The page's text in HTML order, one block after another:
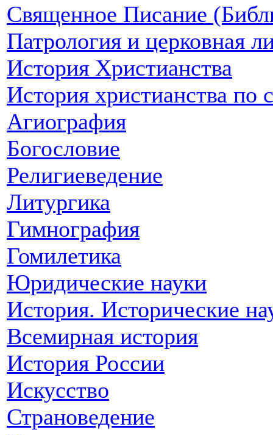
Священное Писание
Патрология и церковная
История Христианства
История христианства по
Агиография
Богословие
Религиеведение
Литургика
Гимнография
Гомилетика
Юридические науки
История. Исторические
Всемирная история
История России
Искусство
Страноведение